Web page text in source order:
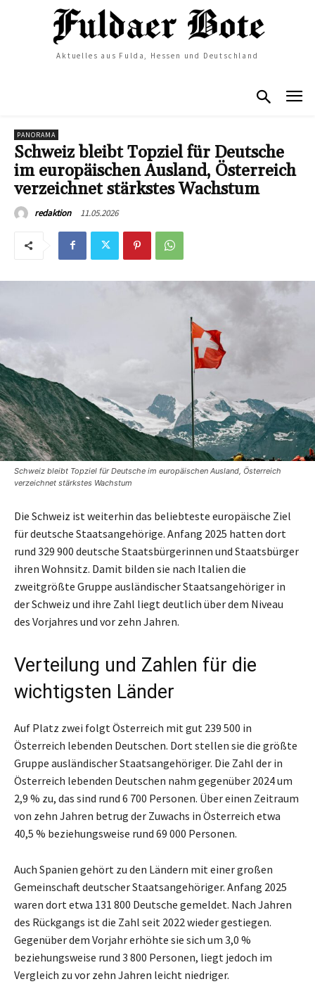
Aktuelles aus Fulda, Hessen und Deutschland
PANORAMA
Schweiz bleibt Topziel für Deutsche
im europäischen Ausland, Österreich
verzeichnet stärkstes Wachstum
redaktion 11.05.2026
Schweiz bleibt Topziel für Deutsche im europäischen Ausland, Österreich
verzeichnet stärkstes Wachstum
Die Schweiz ist weiterhin das beliebteste europäische Ziel
für deutsche Staatsangehörige. Anfang 2025 hatten dort
rund 329 900 deutsche Staatsbürgerinnen und Staatsbürger
ihren Wohnsitz. Damit bilden sie nach Italien die
zweitgrößte Gruppe ausländischer Staatsangehöriger in
der Schweiz und ihre Zahl liegt deutlich über dem Niveau
des Vorjahres und vor zehn Jahren.
Verteilung und Zahlen für die
wichtigsten Länder
Auf Platz zwei folgt Österreich mit gut 239 500 in
Österreich lebenden Deutschen. Dort stellen sie die größte
Gruppe ausländischer Staatsangehöriger. Die Zahl der in
Österreich lebenden Deutschen nahm gegenüber 2024 um
2,9 % zu, das sind rund 6 700 Personen. Über einen Zeitraum
von zehn Jahren betrug der Zuwachs in Österreich etwa
40,5 % beziehungsweise rund 69 000 Personen.
Auch Spanien gehört zu den Ländern mit einer großen
Gemeinschaft deutscher Staatsangehöriger. Anfang 2025
waren dort etwa 131 800 Deutsche gemeldet. Nach Jahren
des Rückgangs ist die Zahl seit 2022 wieder gestiegen.
Gegenüber dem Vorjahr erhöhte sie sich um 3,0 %
beziehungsweise rund 3 800 Personen, liegt jedoch im
Vergleich zu vor zehn Jahren leicht niedriger.